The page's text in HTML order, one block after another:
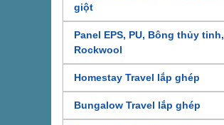
giột
Panel EPS, PU, Bông thủy tinh,
Rockwool
Homestay Travel lắp ghép
Bungalow Travel lắp ghép